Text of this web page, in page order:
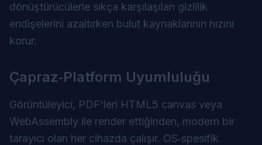
dönüştürücülerle sıkça karşılaşılan gizlilik
endişelerini azaltırken bulut kaynaklarının hızını
korur.
Çapraz‑Platform Uyumluluğu
Görüntüleyici, PDF'leri HTML5 canvas veya
WebAssembly ile render ettiğinden, modern bir
tarayıcı olan her cihazda çalışır. OS‑spesifik